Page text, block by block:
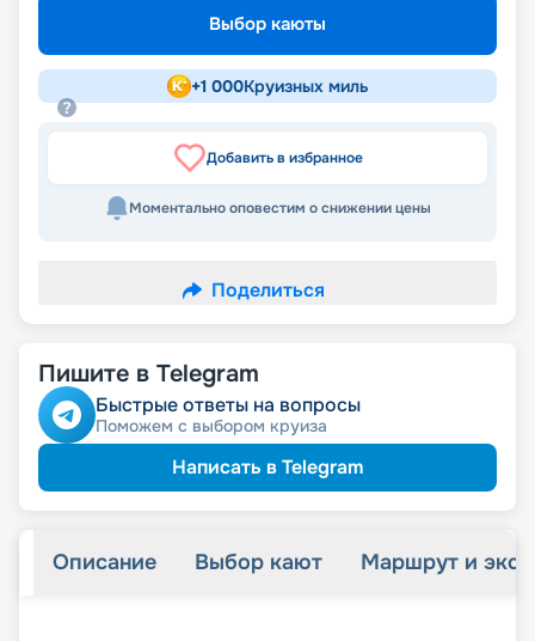
Выбор каюты
+1 000Круизных миль
Добавить в избранное
Моментально оповестим о снижении цены
Поделиться
Пишите в Telegram
Быстрые ответы на вопросы
Поможем с выбором круиза
Написать в Telegram
Описание Выбор кают Маршрут и